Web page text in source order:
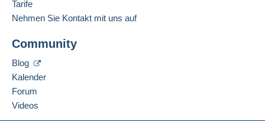
Diese Zone enthält
zugreifen zu können, müssen Sie
Mitglied sein und sich einloggen.
Adresse des Unternehmens:
Dr.-Franz-Rehrl-Platz 8
AT-5020
Österreich
Diesen Verkäufer zu den Favoriten hinzufügen
Tarife
Nehmen Sie Kontakt mit uns auf
Community
Blog
Kalender
Forum
Videos